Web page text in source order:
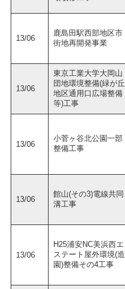
13/06
鹿島田駅西部地区市
街地再開発事業
13/06
東京工業大学大岡山
団地環境整備(緑が丘
地区通用口広場整備
等)工事
13/06
小菅ヶ谷北公園一部
整備工事
13/06
館山(その3)電線共同
溝工事
13/06
H25浦安NC美浜西エ
ステート屋外環境(造
園)整備その4工事